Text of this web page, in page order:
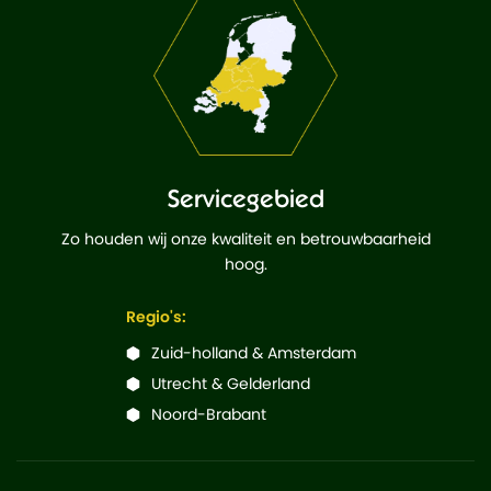
Servicegebied
Zo houden wij onze kwaliteit en betrouwbaarheid
hoog.
Regio's:
Zuid-holland & Amsterdam
Utrecht & Gelderland
Noord-Brabant